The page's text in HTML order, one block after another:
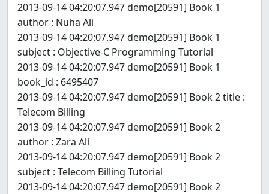
2013-09-14 04:20:07.947 demo[20591] Book 1
author : Nuha Ali
2013-09-14 04:20:07.947 demo[20591] Book 1
subject : Objective-C Programming Tutorial
2013-09-14 04:20:07.947 demo[20591] Book 1
book_id : 6495407
2013-09-14 04:20:07.947 demo[20591] Book 2 title :
Telecom Billing
2013-09-14 04:20:07.947 demo[20591] Book 2
author : Zara Ali
2013-09-14 04:20:07.947 demo[20591] Book 2
subject : Telecom Billing Tutorial
2013-09-14 04:20:07.947 demo[20591] Book 2